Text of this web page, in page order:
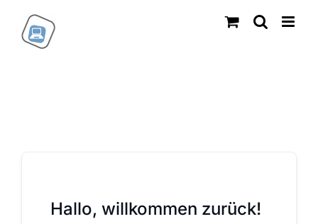
Inhalt
springen
Hallo, willkommen zurück!